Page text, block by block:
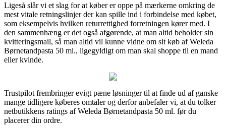
Ligeså slår vi et slag for at køber er oppe på mærkerne omkring de
mest vitale retningslinjer der kan spille ind i forbindelse med købet,
som eksempelvis hvilken returrettighed forretningen kører med. I
den sammenhæng er det også afgørende, at man altid beholder sin
kvitteringsmail, så man altid vil kunne vidne om sit køb af Weleda
Børnetandpasta 50 ml., ligegyldigt om man skal shoppe til en mand
eller kvinde.
Trustpilot frembringer evigt pæne løsninger til at finde ud af ganske
mange tidligere køberes omtaler og derfor anbefaler vi, at du tolker
netbutikkens ratings af Weleda Børnetandpasta 50 ml. før du
placerer din ordre.